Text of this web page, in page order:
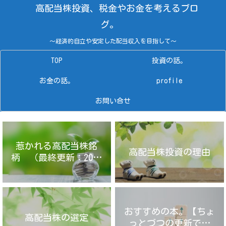
高配当株投資、税金やお金を考えるブロ
グ。
～経済的自立や安定した配当収入を目指して～
TOP 投資の話。
お金の話。 profile
お問い合せ
惹かれる高配当株銘
柄 （最終更新：2025
年4月14日）
高配当株投資の理由
高配当株の選定
おすすめの本。【ちょ
っとづつの更新です